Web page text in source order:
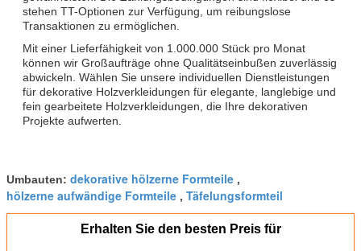
stehen TT-Optionen zur Verfügung, um reibungslose
Transaktionen zu ermöglichen.
Mit einer Lieferfähigkeit von 1.000.000 Stück pro Monat
können wir Großaufträge ohne Qualitätseinbußen zuverlässig
abwickeln. Wählen Sie unsere individuellen Dienstleistungen
für dekorative Holzverkleidungen für elegante, langlebige und
fein gearbeitete Holzverkleidungen, die Ihre dekorativen
Projekte aufwerten.
Umbauten: dekorative hölzerne Formteile ,
hölzerne aufwändige Formteile , Täfelungsformteil
Erhalten Sie den besten Preis für